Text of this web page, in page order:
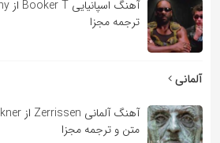
ترجمه مجزا
آلمانی
متن و ترجمه مجزا